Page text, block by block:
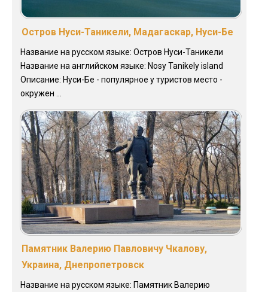
Остров Нуси-Таникели, Мадагаскар, Нуси-Бе
Название на русском языке: Остров Нуси-Таникели
Название на английском языке: Nosy Tanikely island
Описание: Нуси-Бе - популярное у туристов место -
окружен ...
Памятник Валерию Павловичу Чкалову,
Украина, Днепропетровск
Название на русском языке: Памятник Валерию